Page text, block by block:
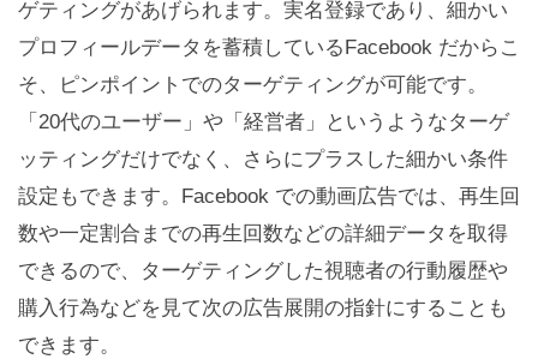
ゲティングがあげられます。実名登録であり、細かい
プロフィールデータを蓄積しているFacebook だからこ
そ、ピンポイントでのターゲティングが可能です。
「20代のユーザー」や「経営者」というようなターゲ
ッティングだけでなく、さらにプラスした細かい条件
設定もできます。Facebook での動画広告では、再生回
数や一定割合までの再生回数などの詳細データを取得
できるので、ターゲティングした視聴者の行動履歴や
購入行為などを見て次の広告展開の指針にすることも
できます。